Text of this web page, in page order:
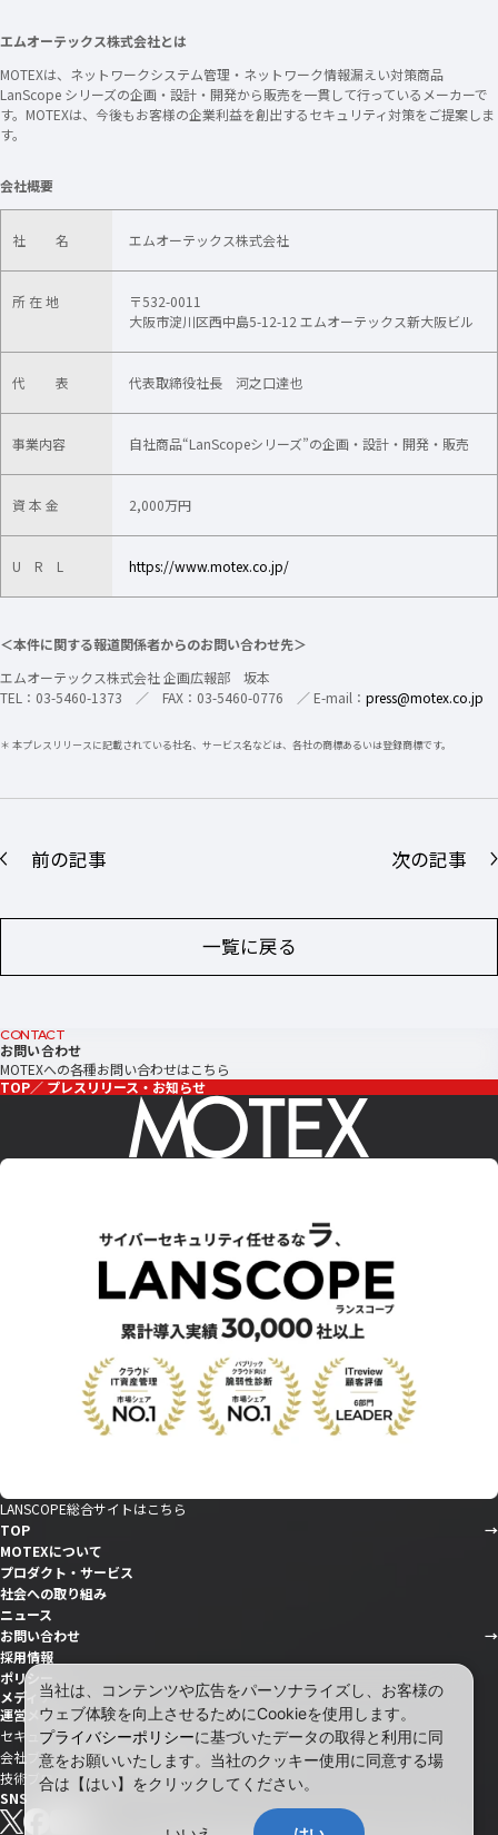
エムオーテックス株式会社とは
MOTEXは、ネットワークシステム管理・ネットワーク情報漏えい対策商品
LanScope シリーズの企画・設計・開発から販売を一貫して行っているメーカーで
す。MOTEXは、今後もお客様の企業利益を創出するセキュリティ対策をご提案しま
す。
会社概要
社 名 エムオーテックス株式会社
所 在 地
〒532-0011
大阪市淀川区西中島5-12-12 エムオーテックス新大阪ビル
代 表 代表取締役社長 河之口達也
事業内容 自社商品“LanScopeシリーズ”の企画・設計・開発・販売
資 本 金 2,000万円
U R L https://www.motex.co.jp/
＜本件に関する報道関係者からのお問い合わせ先＞
エムオーテックス株式会社 企画広報部 坂本
TEL：03-5460-1373 ／ FAX：03-5460-0776 ／ E-mail： press@motex.co.jp
＊ 本プレスリリースに記載されている社名、サービス名などは、各社の商標あるいは登録商標です。
前の記事
一覧に戻る
次の記事
CONTACT
お問い合わせ
MOTEXへの各種お問い合わせはこちら
TOP
プレスリリース・お知らせ
LANSCOPE総合サイトはこちら
TOP
MOTEXについて
プロダクト・サービス
社会への取り組み
ニュース
お問い合わせ
採用情報
ポリシー
メディア
運営メディア
セキュリティ情報サイト「wiz LANCOPE」
会社ブログ「MOTEX公式note」
技術ブログ「MOTEX TECH BLOG」
SNS
当社は、コンテンツや広告をパーソナライズし、お客様の
ウェブ体験を向上させるためにCookieを使用します。
プライバシーポリシーに基づいたデータの取得と利用に同
意をお願いいたします。当社のクッキー使用に同意する場
合は【はい】をクリックしてください。